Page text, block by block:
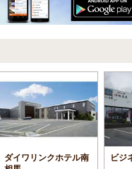
ダイワリンクホテル南
ビジ